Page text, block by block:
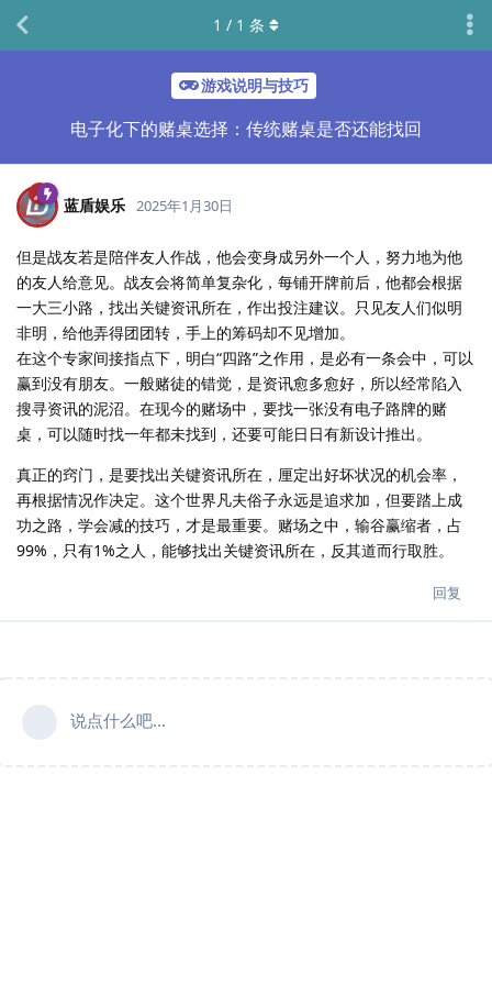
游戏说明与技巧
电子化下的赌桌选择：传统赌桌是否还能找回
1 / 1 条
蓝盾娱乐 2025年1月30日
但是战友若是陪伴友人作战，他会变身成另外一个人，努力地为他
的友人给意见。战友会将简单复杂化，每铺开牌前后，他都会根据
一大三小路，找出关键资讯所在，作出投注建议。只见友人们似明
非明，给他弄得团团转，手上的筹码却不见增加。
在这个专家间接指点下，明白“四路”之作用，是必有一条会中，可以
赢到没有朋友。一般赌徒的错觉，是资讯愈多愈好，所以经常陷入
搜寻资讯的泥沼。在现今的赌场中，要找一张没有电子路牌的赌
桌，可以随时找一年都未找到，还要可能日日有新设计推出。
真正的窍门，是要找出关键资讯所在，厘定出好坏状况的机会率，
再根据情况作决定。这个世界凡夫俗子永远是追求加，但要踏上成
功之路，学会减的技巧，才是最重要。赌场之中，输谷赢缩者，占
99%，只有1%之人，能够找出关键资讯所在，反其道而行取胜。
回复
说点什么吧...